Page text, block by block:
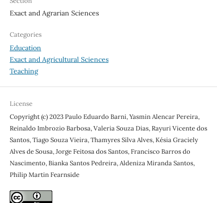
Exact and Agrarian Sciences
Categories
Education
Exact and Agricultural Sciences
Teaching
License
Copyright (c) 2023 Paulo Eduardo Barni, Yasmin Alencar Pereira,
Reinaldo Imbrozio Barbosa, Valeria Souza Dias, Rayuri Vicente dos
Santos, Tiago Souza Vieira, Thamyres Silva Alves, Késia Graciely
Alves de Sousa, Jorge Feitosa dos Santos, Francisco Barros do
Nascimento, Bianka Santos Pedreira, Aldeniza Miranda Santos,
Philip Martin Fearnside